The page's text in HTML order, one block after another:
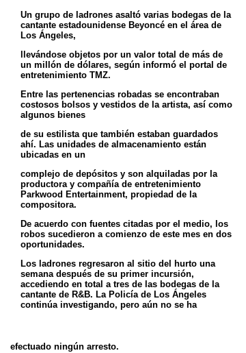
Un grupo de ladrones asaltó varias bodegas de la
cantante estadounidense Beyoncé en el área de
Los Ángeles,
llevándose objetos por un valor total de más de
un millón de dólares, según informó el portal de
entretenimiento TMZ.
Entre las pertenencias robadas se encontraban
costosos bolsos y vestidos de la artista, así como
algunos bienes
de su estilista que también estaban guardados
ahí. Las unidades de almacenamiento están
ubicadas en un
complejo de depósitos y son alquiladas por la
productora y compañía de entretenimiento
Parkwood Entertainment, propiedad de la
compositora.
De acuerdo con fuentes citadas por el medio, los
robos sucedieron a comienzo de este mes en dos
oportunidades.
Los ladrones regresaron al sitio del hurto una
semana después de su primer incursión,
accediendo en total a tres de las bodegas de la
cantante de R&B. La Policía de Los Ángeles
continúa investigando, pero aún no se ha
efectuado ningún arresto.